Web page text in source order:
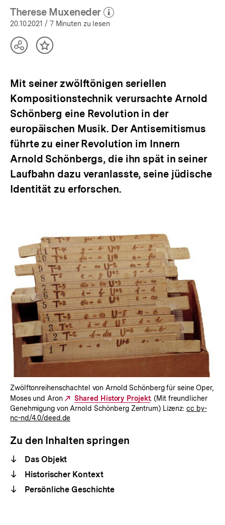
Therese Muxeneder
(Mehr zum Autor)
öffnen
20.10.2021 / 7 Minuten zu lesen
TeilenInhalt
Mit seiner zwölftönigen seriellen
Kompositionstechnik verursachte Arnold
Schönberg eine Revolution in der
europäischen Musik. Der Antisemitismus
führte zu einer Revolution im Innern
Arnold Schönbergs, die ihn spät in seiner
Laufbahn dazu veranlasste, seine jüdische
Identität zu erforschen.
Zwölftonreihenschachtel von Arnold Schönberg für seine Oper,
Moses und Aron
Externer
Link:
Shared History Projekt. (Mit freundlicher
Genehmigung von Arnold Schönberg Zentrum) Lizenz: cc by-
nc-nd/4.0/deed.de
Zu den Inhalten springen
Das Objekt
Historischer Kontext
Persönliche Geschichte